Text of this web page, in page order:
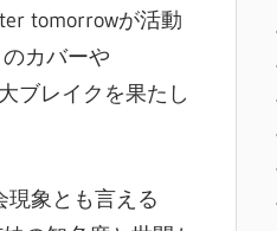
tomorrowが活動
カバーや
ブレイクを果たし
現象とも言える